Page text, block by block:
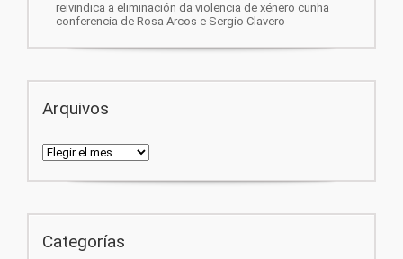
reivindica a eliminación da violencia de xénero cunha
conferencia de Rosa Arcos e Sergio Clavero
Arquivos
Arquivos
Categorías